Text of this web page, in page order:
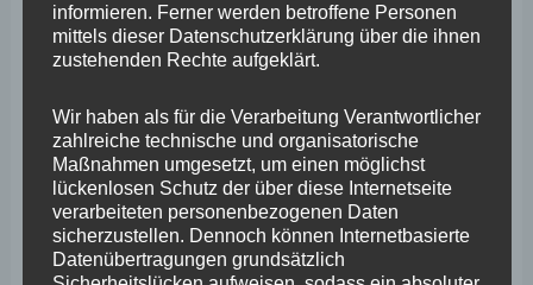
Oktober 2024
September 2024
August 2024
Juli 2024
Juni 2024
Mai 2024
informieren. Ferner werden betroffene Personen
mittels dieser Datenschutzerklärung über die ihnen
zustehenden Rechte aufgeklärt.
Wir haben als für die Verarbeitung Verantwortlicher
zahlreiche technische und organisatorische
Maßnahmen umgesetzt, um einen möglichst
lückenlosen Schutz der über diese Internetseite
verarbeiteten personenbezogenen Daten
sicherzustellen. Dennoch können Internetbasierte
Datenübertragungen grundsätzlich